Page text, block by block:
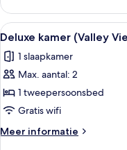
kamer
(Staubbach)
Alle
foto's
voor
Deluxe
kamer
(Valley
View
H100)
3
Deluxe kamer (Valley
1 slaapkamer
Max. aantal: 2
1 tweepersoonsbed
Gratis wifi
Meer informatie
Meer